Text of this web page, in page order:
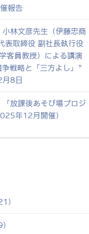
報告
小林文彦先生（伊藤忠商
表取締役 副社長執行役
客員教授）による講演
戦略と「三方よし」"
8日
「放課後あそび場プロジ
年12月開催）